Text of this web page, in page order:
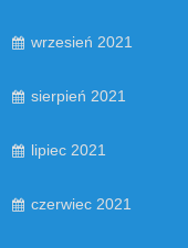
wrzesień 2021
sierpień 2021
lipiec 2021
czerwiec 2021